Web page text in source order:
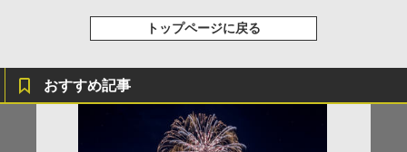
トップページに戻る
おすすめ記事